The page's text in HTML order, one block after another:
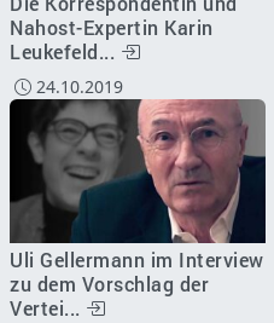
Nahost-Expertin Karin
Leukefeld...
24.10.2019
Uli Gellermann im Interview
zu dem Vorschlag der
Vertei...